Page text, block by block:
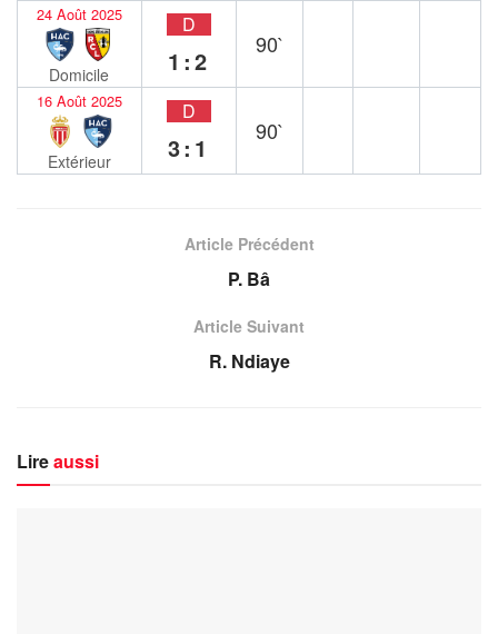
24 Août 2025
Domicile
D
1:2
90`
16 Août 2025
Extérieur
D
3:1
90`
Article Précédent
P. Bâ
Article Suivant
R. Ndiaye
Lireaussi